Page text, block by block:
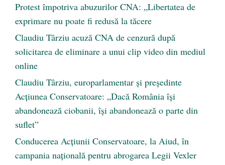
Protest împotriva abuzurilor CNA: „Libertatea de
exprimare nu poate fi redusă la tăcere
Claudiu Târziu acuză CNA de cenzură după
solicitarea de eliminare a unui clip video din mediul
online
Claudiu Târziu, europarlamentar și președinte
Acțiunea Conservatoare: „Dacă România își
abandonează ciobanii, își abandonează o parte din
suflet”
Conducerea Acțiunii Conservatoare, la Aiud, în
campania națională pentru abrogarea Legii Vexler